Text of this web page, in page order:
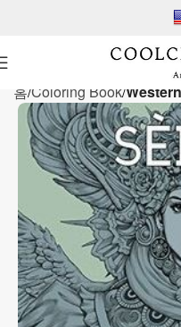
홈 Coloring Book